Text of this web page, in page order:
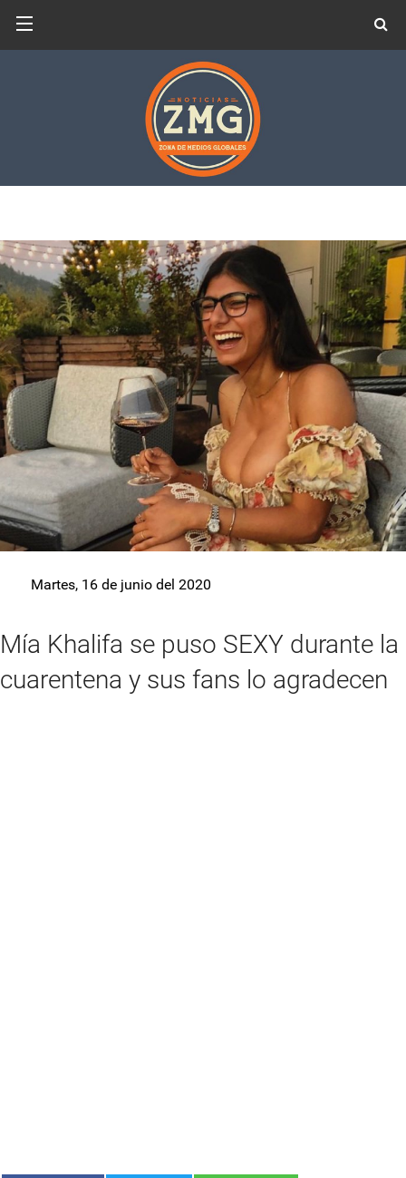
Martes, 16 de junio del 2020
Mía Khalifa se puso SEXY durante la
cuarentena y sus fans lo agradecen